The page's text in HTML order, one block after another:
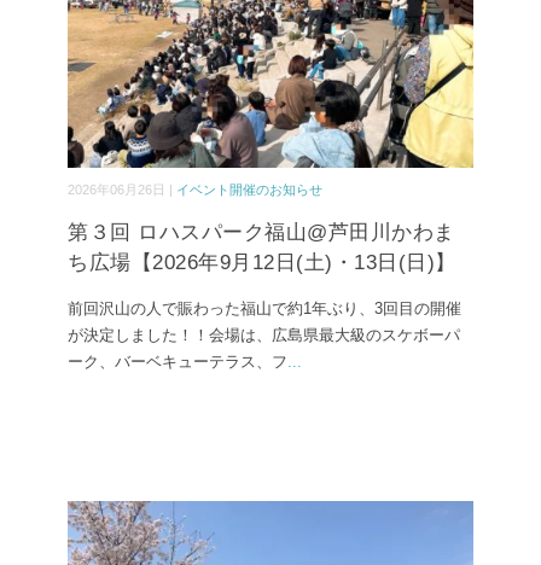
2026年06月26日 | イベント開催のお知らせ
第３回 ロハスパーク福山@芦田川かわま
ち広場【2026年9月12日(土)・13日(日)】
前回沢山の人で賑わった福山で約1年ぶり、3回目の開催
が決定しました！！会場は、広島県最大級のスケボーパ
ーク、バーベキューテラス、フ